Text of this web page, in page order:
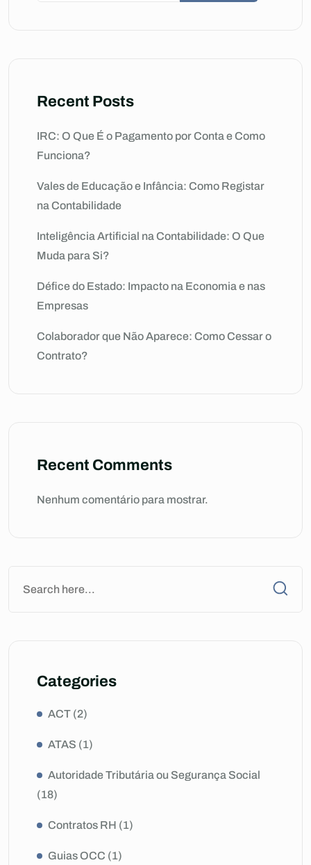
Recent Posts
IRC: O Que É o Pagamento por Conta e Como
Funciona?
Vales de Educação e Infância: Como Registar
na Contabilidade
Inteligência Artificial na Contabilidade: O Que
Muda para Si?
Défice do Estado: Impacto na Economia e nas
Empresas
Colaborador que Não Aparece: Como Cessar o
Contrato?
Recent Comments
Nenhum comentário para mostrar.
Categories
ACT (2)
ATAS (1)
Autoridade Tributária ou Segurança Social
(18)
Contratos RH (1)
Guias OCC (1)